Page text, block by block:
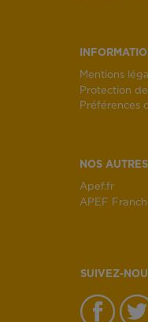
Mentions
Protection
Préférences
NOS
Apef.fr
APEF
SUIVEZ-